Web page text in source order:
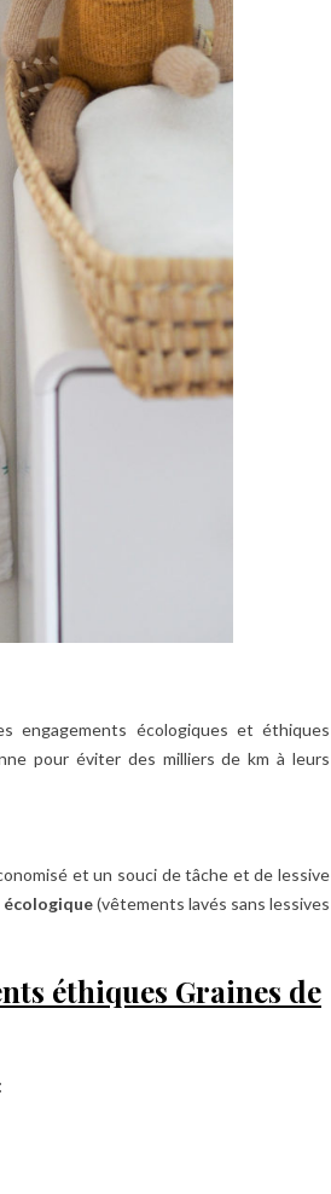
engagements écologiques et éthiques
pour éviter des milliers de km à leurs
et un souci de tâche et de lessive
écologique(vêtements lavés sans lessives
éthiques Graines de